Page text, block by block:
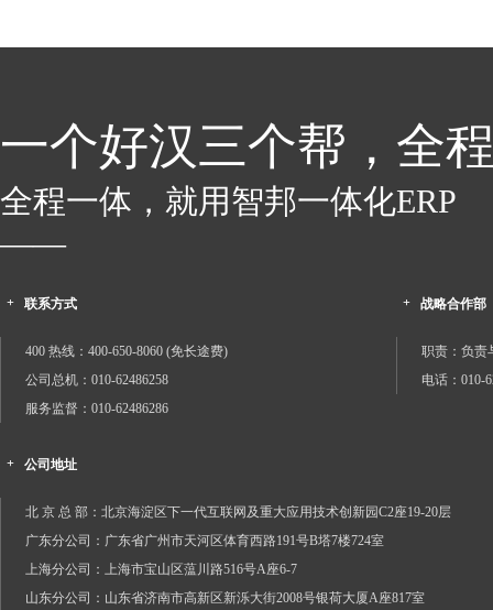
一个好汉三个帮，全
全程一体，就用智邦一体化ERP
——
+ 联系方式
400 热线：400-650-8060 (免长途费)
公司总机：010-62486258
服务监督：010-62486286
+ 战略合作部
职责：负责
电话：010-
+ 公司地址
北 京 总 部：北京海淀区下一代互联网及重大应用技术创新园C2座19-20层
广东分公司：广东省广州市天河区体育西路191号B塔7楼724室
上海分公司：上海市宝山区蕰川路516号A座6-7
山东分公司：山东省济南市高新区新泺大街2008号银荷大厦A座817室